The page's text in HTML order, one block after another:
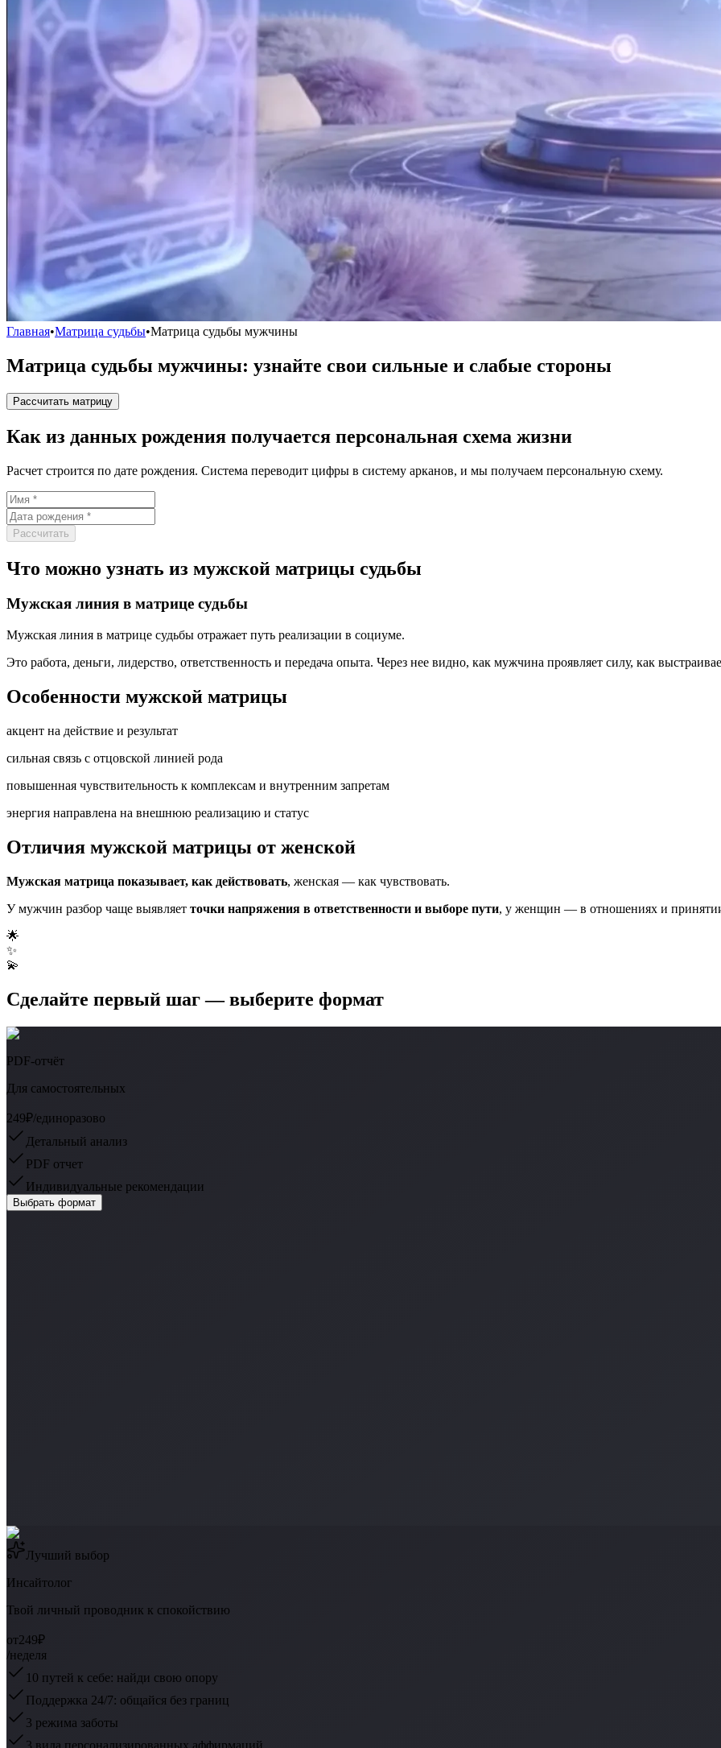
Главная•Матрица судьбы•Матрица судьбы мужчины
Матрица судьбы мужчины: узнайте свои сильные и слабые стороны
Рассчитать матрицу
Как из данных рождения получается персональная схема жизни
Расчет строится по дате рождения. Система переводит цифры в систему арканов, и мы получаем персональную схему.
Рассчитать
Что можно узнать из мужской матрицы судьбы
Мужская линия в матрице судьбы
Мужская линия в матрице судьбы отражает путь реализации в социуме.
Это работа, деньги, лидерство, ответственность и передача опыта. Через нее видно, как мужчина проявляет силу, как
Особенности мужской матрицы
акцент на действие и результат
сильная связь с отцовской линией рода
повышенная чувствительность к комплексам и внутренним запретам
энергия направлена на внешнюю реализацию и статус
Отличия мужской матрицы от женской
Мужская матрица показывает, как действовать, женская — как чувствовать.
У мужчин разбор чаще выявляет точки напряжения в ответственности и выборе пути, у женщин — в отношениях и
🌟
✨
💫
Сделайте первый шаг — выберите формат
PDF-отчёт
Для самостоятельных
249₽/единоразово
Детальный анализ
PDF отчет
Индивидуальные рекомендации
Выбрать формат
Лучший выбор
Инсайтолог
Твой личный проводник к спокойствию
от249₽
/неделя
10 путей к себе: найди свою опору
Поддержка 24/7: общайся без границ
3 режима заботы
3 вида персонализированных аффирмаций